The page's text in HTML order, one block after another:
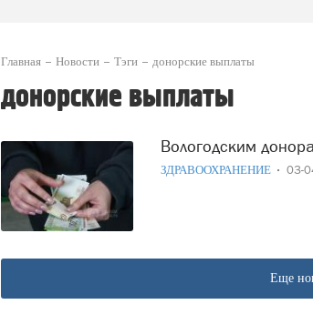
Главная Новости Тэги донорские выплаты
донорские выплаты
Вологодским
ЗДРАВООХРАНЕНИЕ 03-
Еще